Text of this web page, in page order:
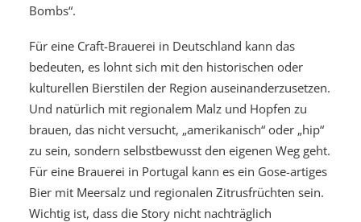
Bombs“.
Für eine Craft-Brauerei in Deutschland kann das
bedeuten, es lohnt sich mit den historischen oder
kulturellen Bierstilen der Region auseinanderzusetzen.
Und natürlich mit regionalem Malz und Hopfen zu
brauen, das nicht versucht, „amerikanisch“ oder „hip“
zu sein, sondern selbstbewusst den eigenen Weg geht.
Für eine Brauerei in Portugal kann es ein Gose-artiges
Bier mit Meersalz und regionalen Zitrusfrüchten sein.
Wichtig ist, dass die Story nicht nachträglich